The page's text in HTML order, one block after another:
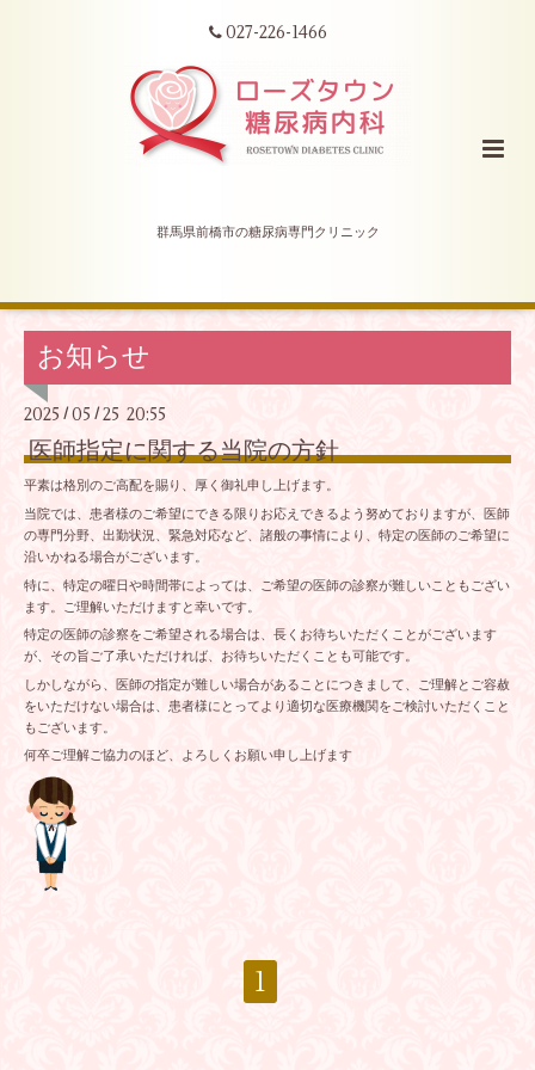
027-226-1466
群馬県前橋市の糖尿病専門クリニック
お知らせ
2025 / 05 /25 20:55
医師指定に関する当院の方針
平素は格別のご高配を賜り、厚く御礼申し上げます。
当院では、患者様のご希望にできる限りお応えできるよう努めておりますが、医師
の専門分野、出勤状況、緊急対応など、諸般の事情により、特定の医師のご希望に
沿いかねる場合がございます。
特に、特定の曜日や時間帯によっては、ご希望の医師の診察が難しいこともござい
ます。ご理解いただけますと幸いです。
特定の医師の診察をご希望される場合は、長くお待ちいただくことがございます
が、その旨ご了承いただければ、お待ちいただくことも可能です。
しかしながら、医師の指定が難しい場合があることにつきまして、ご理解とご容赦
をいただけない場合は、患者様にとってより適切な医療機関をご検討いただくこと
もございます。
何卒ご理解ご協力のほど、よろしくお願い申し上げます
1